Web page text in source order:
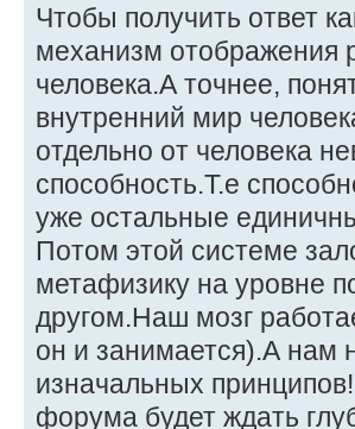
Чтобы получить ответ
механизм отображения
человека.А точнее,
внутренний мир
отдельно от человека
способность.Т.е
уже остальные
Потом этой системе
метафизику на уровне
другом.Наш мозг
он и занимается).А нам
изначальных
форума будет ждать